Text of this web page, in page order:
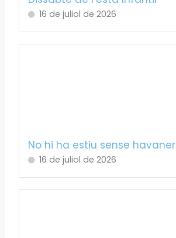
16 de juliol de 2026
No hi ha estiu sense
16 de juliol de 2026